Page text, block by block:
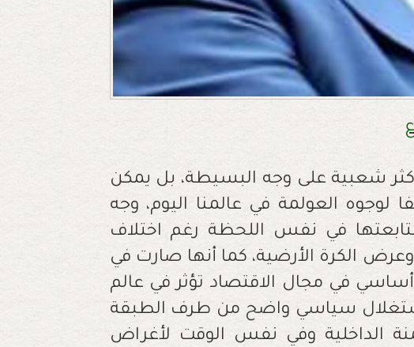
شعبية على وجه البسيطة، بل يمكن
لوجوه العولمة في عالمنا اليوم، وجه
في نفس اللحظة رغم اختلاف
الكرة الأرضية، كما أنها صارت في
في مجال الاقتصاد تؤثر في عالم
سياسي واضح من طرف الطبقة
الداخلية وفي نفس الوقت لأغراض